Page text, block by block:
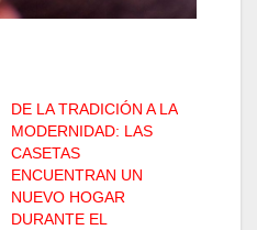
DE LA TRADICIÓN A LA
MODERNIDAD: LAS
CASETAS
ENCUENTRAN UN
NUEVO HOGAR
DURANTE EL